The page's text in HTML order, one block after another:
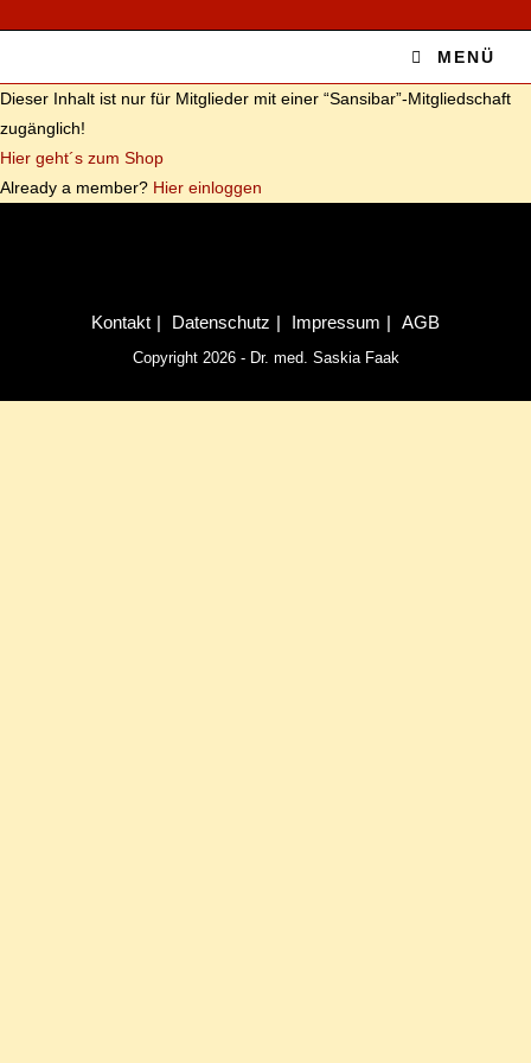
MENÜ
Die­ser In­halt ist nur für Mit­glie­der mit ei­ner “Sansibar”-Mitgliedschaft
zu­gäng­lich!
Hier geht´s zum Shop
Al­re­a­dy a mem­ber? Hier ein­log­gen
Kon­takt Da­ten­schutz Im­pres­sum AGB
Copyright 2026 - Dr. med. Saskia Faak